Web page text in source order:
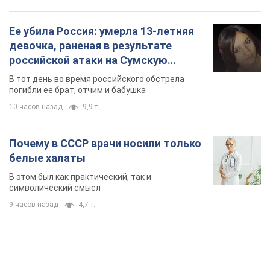
Ее убила Россия: умерла 13-летняя
девочка, раненая в результате
российской атаки на Сумскую
область. Фото
В тот день во время российского обстрела
погибли ее брат, отчим и бабушка
10 часов назад 9,9 т.
Почему в СССР врачи носили только
белые халаты
В этом был как практический, так и
символический смысл
9 часов назад 4,7 т.